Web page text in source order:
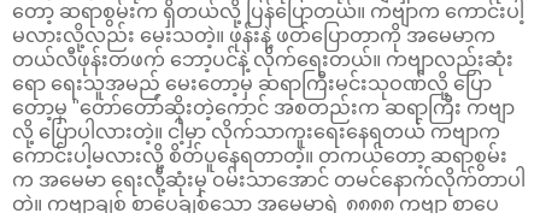
တော့ ဆရာစွမ်းက ရှိတယ်လို့ ပြန်ပြောတယ်။ ကဗျာက ကောင်းပါ့
မလားလို့လည်း မေးသတဲ့။ ဖုန်းနဲ့ ဖတ်ပြောတာကို အမေမာက
တယ်လီဖုန်းတဖက် ဘော့ပင်နဲ့ လိုက်ရေးတယ်။ ကဗျာလည်းဆုံး
ရော ရေးသူအမည် မေးတော့မှ ဆရာကြီးမင်းသုဝဏ်လို့ ပြော
တော့မှ "တော်တော်ဆိုးတဲ့ကောင် အစတည်းက ဆရာကြီး ကဗျာ
လို့ ပြောပါလားတဲ့။ ငါ့မှာ လိုက်သာကူးရေးနေရတယ် ကဗျာက
ကောင်းပါ့မလားလို့ စိတ်ပူနေရတာတဲ့။ တကယ်တော့ ဆရာစွမ်း
က အမေမာ ရေးလို့ဆုံးမှ ဝမ်းသာအောင် တမင်နောက်လိုက်တာပါ
တဲ့။ ကဗျာချစ် စာပေချစ်သော‌ အမေမာရဲ့ ၈၈၈၈ ကဗျာ စာပေ